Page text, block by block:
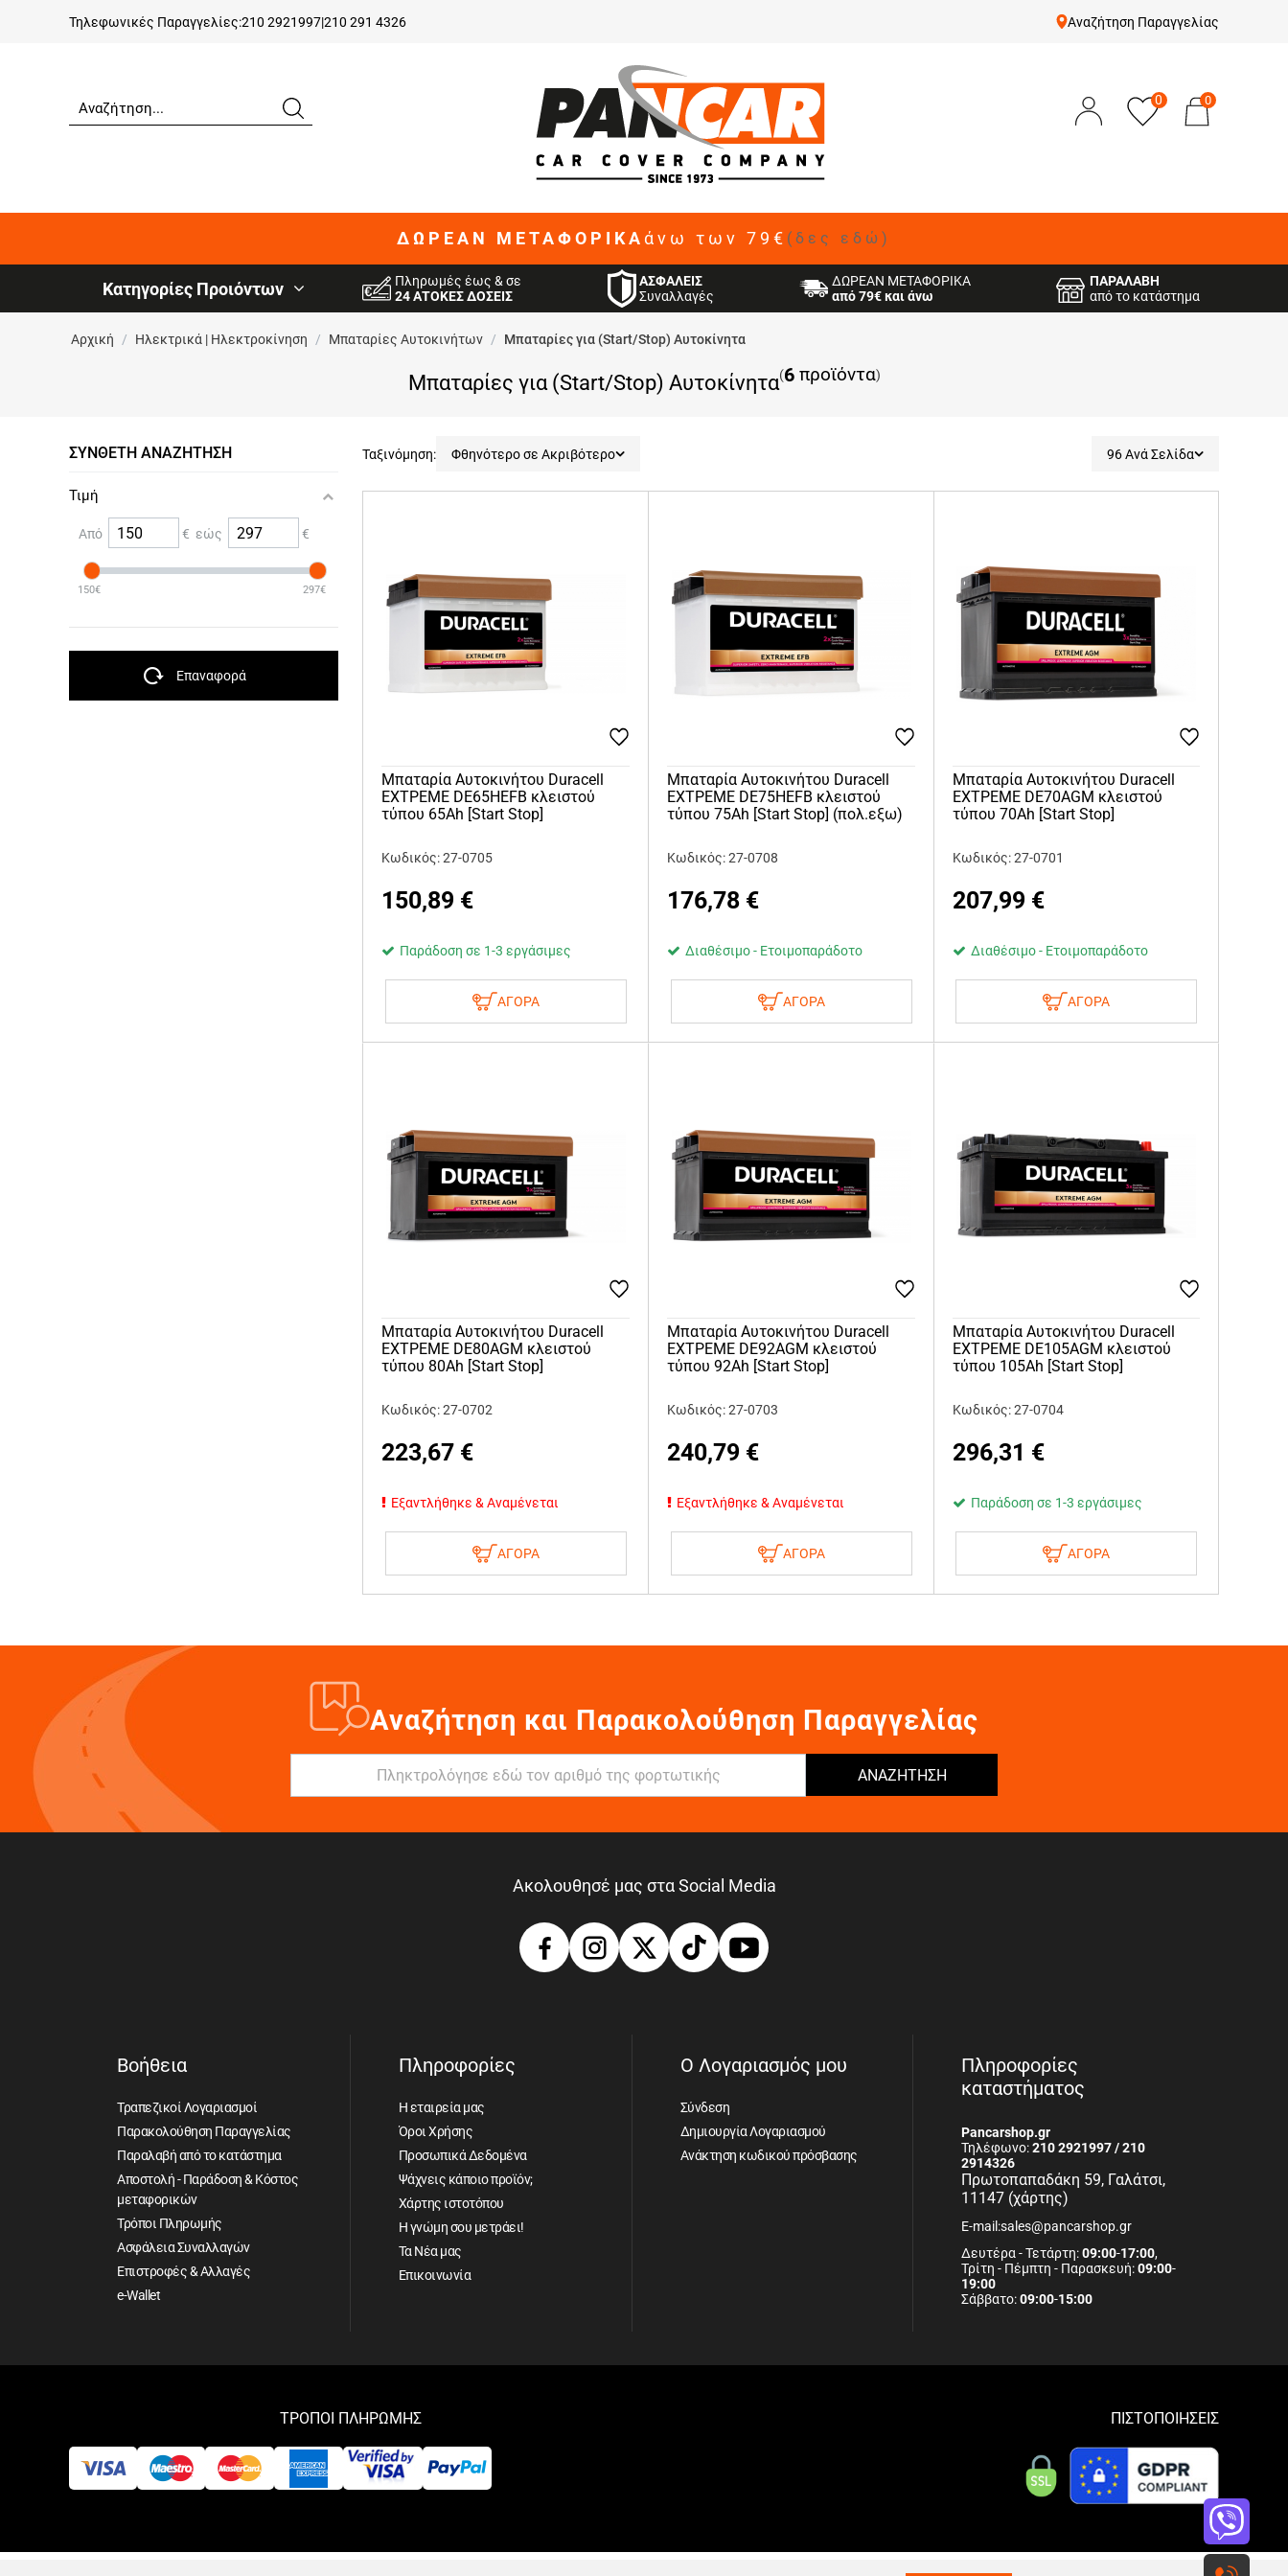
Τηλεφωνικές Παραγγελίες:210 2921997|210 291 4326 Αναζήτηση Παραγγελίας
0 0
ΔΩΡΕΑΝ ΜΕΤΑΦΟΡΙΚΑ άνω των 79€ (δες εδώ)
Κατηγορίες Προιόντων
Πληρωμές έως & σε
24 ΑΤΟΚΕΣ ΔΟΣΕΙΣ
ΑΣΦΑΛΕΙΣ
Συναλλαγές
ΔΩΡΕΑΝ ΜΕΤΑΦΟΡΙΚΑ
από 79€ και άνω
ΠΑΡΑΛΑΒΗ
από το κατάστημα
Αρχική / Ηλεκτρικά | Ηλεκτροκίνηση / Μπαταρίες Αυτοκινήτων / Μπαταρίες για (Start/Stop) Αυτοκίνητα
Μπαταρίες για (Start/Stop) Αυτοκίνητα(6 προϊόντα)
ΣΎΝΘΕΤΗ ΑΝΑΖΉΤΗΣΗ
Τιμή
Από € εώς €
150€ 297€
Επαναφορά
Ταξινόμηση: Φθηνότερο σε Ακριβότερο 96 Ανά Σελίδα
Μπαταρία Αυτοκινήτου Duracell
ΕΧΤΡΕΜΕ DE65HEFB κλειστού
τύπου 65Ah [Start Stop]
Κωδικός: 27-0705
150,89 €
Παράδοση σε 1-3 εργάσιμες
ΑΓΟΡΑ
Μπαταρία Αυτοκινήτου Duracell
ΕΧΤΡΕΜΕ DE75HEFB κλειστού
τύπου 75Ah [Start Stop] (πολ.εξω)
Κωδικός: 27-0708
176,78 €
Διαθέσιμο - Ετοιμοπαράδοτο
ΑΓΟΡΑ
Μπαταρία Αυτοκινήτου Duracell
ΕΧΤΡΕΜΕ DE70AGM κλειστού
τύπου 70Ah [Start Stop]
Κωδικός: 27-0701
207,99 €
Διαθέσιμο - Ετοιμοπαράδοτο
ΑΓΟΡΑ
Μπαταρία Αυτοκινήτου Duracell
ΕΧΤΡΕΜΕ DE80AGM κλειστού
τύπου 80Ah [Start Stop]
Κωδικός: 27-0702
223,67 €
Εξαντλήθηκε & Αναμένεται
ΑΓΟΡΑ
Μπαταρία Αυτοκινήτου Duracell
ΕΧΤΡΕΜΕ DE92AGM κλειστού
τύπου 92Ah [Start Stop]
Κωδικός: 27-0703
240,79 €
Εξαντλήθηκε & Αναμένεται
ΑΓΟΡΑ
Μπαταρία Αυτοκινήτου Duracell
ΕΧΤΡΕΜΕ DE105AGM κλειστού
τύπου 105Ah [Start Stop]
Κωδικός: 27-0704
296,31 €
Παράδοση σε 1-3 εργάσιμες
ΑΓΟΡΑ
Αναζήτηση και Παρακολούθηση Παραγγελίας
ΑΝΑΖΗΤΗΣΗ
Ακολουθησέ μας στα Social Media
Βοήθεια
Τραπεζικοί Λογαριασμοί
Παρακολούθηση Παραγγελίας
Παραλαβή από το κατάστημα
Αποστολή - Παράδοση & Κόστος
μεταφορικών
Τρόποι Πληρωμής
Ασφάλεια Συναλλαγών
Επιστροφές & Αλλαγές
e-Wallet
Πληροφορίες
Η εταιρεία μας
Όροι Χρήσης
Προσωπικά Δεδομένα
Ψάχνεις κάποιο προϊόν;
Χάρτης ιστοτόπου
Η γνώμη σου μετράει!
Τα Νέα μας
Επικοινωνία
Ο Λογαριασμός μου
Σύνδεση
Δημιουργία Λογαριασμού
Ανάκτηση κωδικού πρόσβασης
Πληροφορίες
καταστήματος
Pancarshop.gr
Τηλέφωνο:210 2921997 / 210
2914326
Πρωτοπαπαδάκη 59, Γαλάτσι,
11147 (χάρτης)
E-mail:sales@pancarshop.gr
Δευτέρα - Τετάρτη:09:00-17:00,
Τρίτη - Πέμπτη - Παρασκευή:09:00-
19:00
Σάββατο:09:00-15:00
ΤΡΟΠΟΙ ΠΛΗΡΩΜΗΣ ΠΙΣΤΟΠΟΙΗΣΕΙΣ